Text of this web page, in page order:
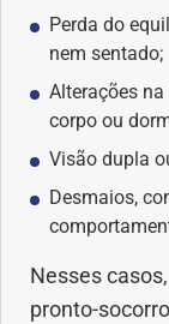
Perda do
nem sentado;
Alterações
corpo ou
Visão dupla
Desmaios,
Nesses
pronto-